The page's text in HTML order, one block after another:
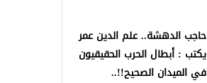
حاجب الدهشة.. علم الدين عمر
يكتب : أبطال الحرب الحقيقيون
في الميدان الصحيح!!..